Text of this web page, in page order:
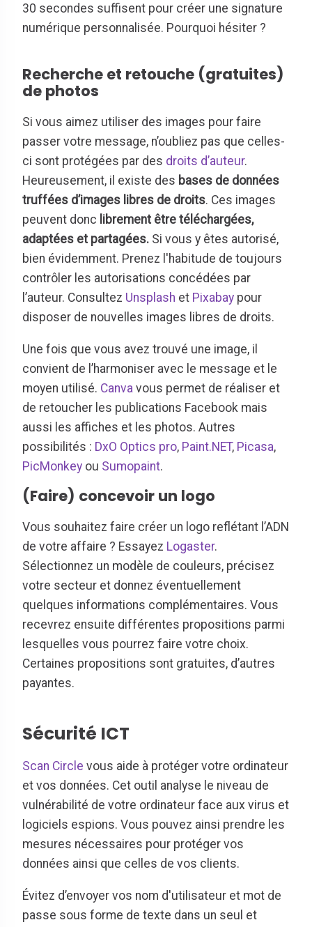
30 secondes suffisent pour créer une signature
numérique personnalisée. Pourquoi hésiter ?
Recherche et retouche (gratuites)
de photos
Si vous aimez utiliser des images pour faire
passer votre message, n’oubliez pas que celles-
ci sont protégées par des droits d’auteur.
Heureusement, il existe des bases de données
truffées d’images libres de droits. Ces images
peuvent donc librement être téléchargées,
adaptées et partagées. Si vous y êtes autorisé,
bien évidemment. Prenez l'habitude de toujours
contrôler les autorisations concédées par
l’auteur. Consultez Unsplash et Pixabay pour
disposer de nouvelles images libres de droits.
Une fois que vous avez trouvé une image, il
convient de l’harmoniser avec le message et le
moyen utilisé. Canva vous permet de réaliser et
de retoucher les publications Facebook mais
aussi les affiches et les photos. Autres
possibilités : DxO Optics pro, Paint.NET, Picasa,
PicMonkey ou Sumopaint.
(Faire) concevoir un logo
Vous souhaitez faire créer un logo reflétant l’ADN
de votre affaire ? Essayez Logaster.
Sélectionnez un modèle de couleurs, précisez
votre secteur et donnez éventuellement
quelques informations complémentaires. Vous
recevrez ensuite différentes propositions parmi
lesquelles vous pourrez faire votre choix.
Certaines propositions sont gratuites, d’autres
payantes.
Sécurité ICT
Scan Circle vous aide à protéger votre ordinateur
et vos données. Cet outil analyse le niveau de
vulnérabilité de votre ordinateur face aux virus et
logiciels espions. Vous pouvez ainsi prendre les
mesures nécessaires pour protéger vos
données ainsi que celles de vos clients.
Évitez d’envoyer vos nom d'utilisateur et mot de
passe sous forme de texte dans un seul et